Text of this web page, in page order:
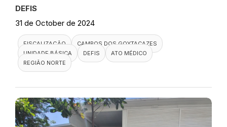
DEFIS
31 de October de 2024
FISCALIZAÇÃO
CAMPOS DOS GOYTACAZES
UNIDADE BÁSICA
DEFIS
ATO MÉDICO
REGIÃO NORTE